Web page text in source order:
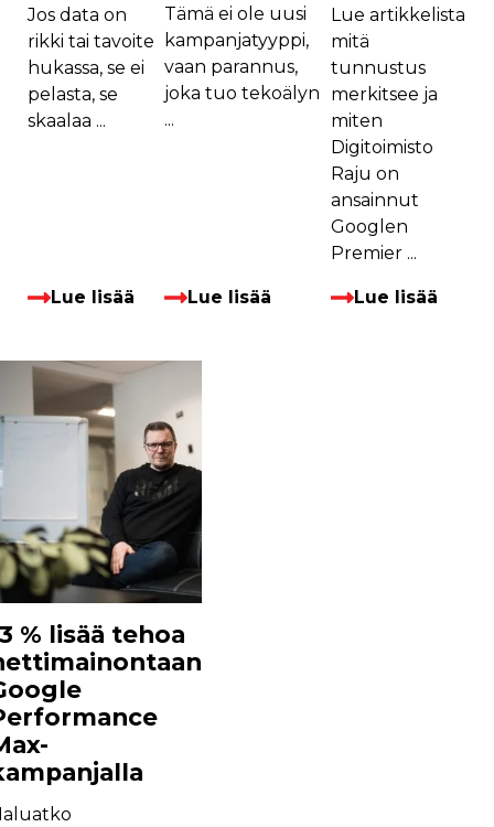
Jos data on
rikki tai tavoite
hukassa, se ei
pelasta, se
skaalaa ...
Lue lisää
Tämä ei ole uusi
kampanjatyyppi,
vaan parannus,
joka tuo tekoälyn
...
Lue lisää
Lue artikkelista
mitä
tunnustus
merkitsee ja
miten
Digitoimisto
Raju on
ansainnut
Googlen
Premier ...
Lue lisää
% lisää tehoa